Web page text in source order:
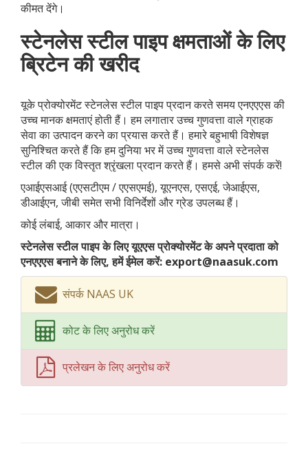
कीमत देंगे।
स्टेनलेस स्टील पाइप क्षमताओं के लिए
ब्रिटेन की खरीद
यूके प्रोक्योरमेंट स्टेनलेस स्टील पाइप प्रदान करते समय एनएएएस की
उच्च मानक क्षमताएं होती हैं। हम लगातार उच्च गुणवत्ता वाले ग्राहक
सेवा का उत्पादन करने का प्रयास करते हैं। हमारे बहुभाषी विशेषज्ञ
सुनिश्चित करते हैं कि हम दुनिया भर में उच्च गुणवत्ता वाले स्टेनलेस
स्टील की एक विस्तृत श्रृंखला प्रदान करते हैं। हमसे अभी संपर्क करें!
एआईएसआई (एएसटीएम / एएसएमई), यूएनएस, एसएई, जेआईएस,
डीआईएन, जीबी समेत सभी विनिर्देशों और ग्रेड उपलब्ध हैं।
कोई लंबाई, आकार और मात्रा।
स्टेनलेस स्टील पाइप के लिए यूएएस प्रोक्योरमेंट के अपने प्रदाता को
एनएएएस बनाने के लिए, हमें ईमेल करें: export@naasuk.com
संपर्क NAAS UK
कोट के लिए अनुरोध करें
प्रलेखन के लिए अनुरोध करें